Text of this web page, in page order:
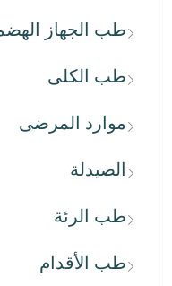
طب الجهاز
طب الكلى
موارد المرضى
الصيدلة
طب الرئة
طب الأقدام